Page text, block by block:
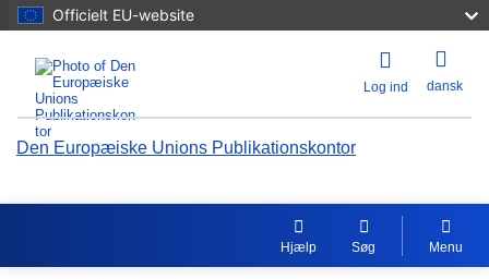
Officielt EU-website
Log ind dansk
Den Europæiske Unions Publikationskontor
Hjælp Søg Menu